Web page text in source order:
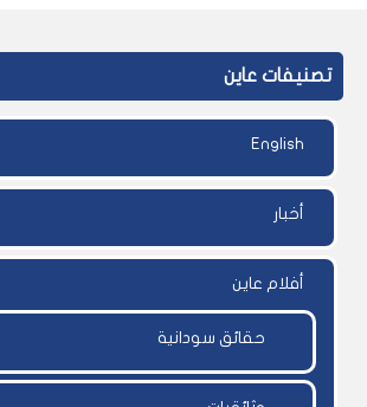
تصنيفات عاين
English
أخبار
أفلام عاين
حقائق سودانية